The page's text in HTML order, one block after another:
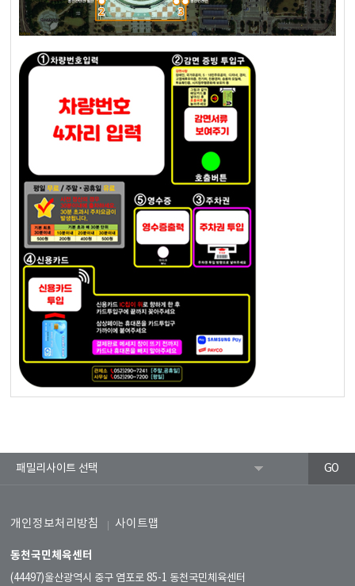
개인정보처리방침 사이트맵
동천국민체육센터
(44497)울산광역시 중구 염포로 85-1 동천국민체육센터